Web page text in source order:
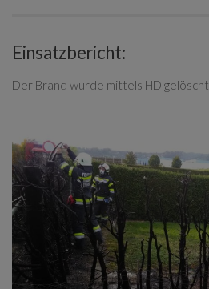
Einsatzbericht:
Der Brand wurde mittels HD gelöscht